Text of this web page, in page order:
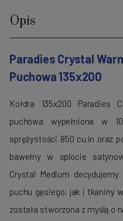
Opis
Paradies Crystal
Puchowa 135x200
Kołdra 135x200 Paradies
puchowa wypełniona w
sprężystości 850 cu.in oraz
bawełny w splocie
Crystal Medium
puchu gęsiego, jak i tkaniny
została stworzona z myślą o